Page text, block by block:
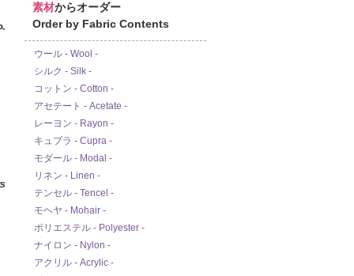
素材からオーダー
Order by Fabric Contents
ウール - Wool -
シルク - Silk -
コットン - Cotton -
アセテート - Acetate -
レーヨン - Rayon -
キュプラ - Cupra -
モダール - Modal -
リネン - Linen -
テンセル - Tencel -
モヘヤ - Mohair -
ポリエステル - Polyester -
ナイロン - Nylon -
アクリル - Acrylic -